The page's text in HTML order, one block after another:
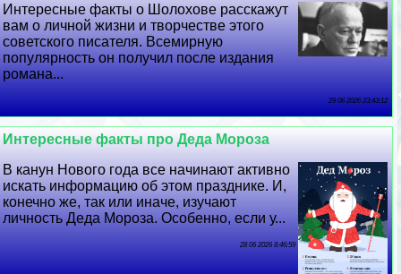
Интересные факты о Шолохове расскажут
вам о личной жизни и творчестве этого
советского писателя. Всемирную
популярность он получил после издания
романа...
29 06 2026 23:43:12
Интересные факты про Деда Мороза
В канун Нового года все начинают активно
искать информацию об этом празднике. И,
конечно же, так или иначе, изучают
личность Деда Мороза. Особенно, если у...
28 06 2026 8:46:59